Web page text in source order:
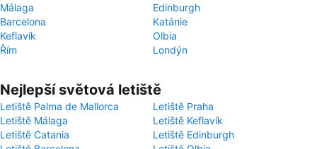
Málaga
Edinburgh
Barcelona
Katánie
Keflavík
Olbia
Řím
Londýn
Nejlepší světová letiště
Letiště Palma de Mallorca
Letiště Praha
Letiště Málaga
Letiště Keflavík
Letiště Catania
Letiště Edinburgh